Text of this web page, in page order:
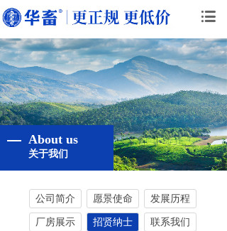
关于我们
About us
公司简介 发展历程
联系我们
愿景使命
厂房展示 招贤纳士